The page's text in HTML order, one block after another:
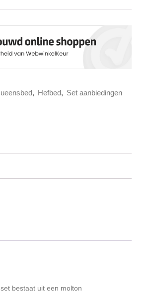
, Hefbed, Set aanbiedingen
bestaat uit een molton